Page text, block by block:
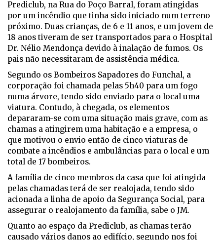
Prediclub, na Rua do Poço Barral, foram atingidas
por um incêndio que tinha sido iniciado num terreno
próximo. Duas crianças, de 6 e 11 anos, e um jovem de
18 anos tiveram de ser transportados para o Hospital
Dr. Nélio Mendonça devido à inalação de fumos. Os
pais não necessitaram de assistência médica.
Segundo os Bombeiros Sapadores do Funchal, a
corporação foi chamada pelas 5h40 para um fogo
numa árvore, tendo sido enviado para o local uma
viatura. Contudo, à chegada, os elementos
depararam-se com uma situação mais grave, com as
chamas a atingirem uma habitação e a empresa, o
que motivou o envio então de cinco viaturas de
combate a incêndios e ambulâncias para o local e um
total de 17 bombeiros.
A família de cinco membros da casa que foi atingida
pelas chamadas terá de ser realojada, tendo sido
acionada a linha de apoio da Segurança Social, para
assegurar o realojamento da família, sabe o JM.
Quanto ao espaço da Prediclub, as chamas terão
causado vários danos ao edifício, segundo nos foi